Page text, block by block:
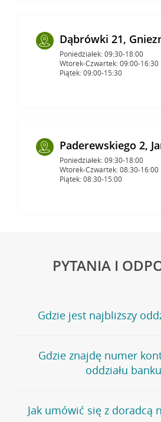
Dąbrówki 21,
Poniedziałek: 09:30-18:00
Wtorek-Czwartek: 09:00-16:30
Piątek: 09:00-15:30
Paderewskiego 2,
Poniedziałek: 09:30-18:00
Wtorek-Czwartek: 08:30-16:00
Piątek: 08:30-15:00
PYTANIA I
Gdzie jest najbliższy
Jeśli szukasz oddziału naszego
stronęPlacówki i bankomaty, na
wygodna wyszukiwarka.
oddziałów
Gdzie znajdę numer
oddziału
Bank Credit Agricole nie udostępnia
telefonu do placówki bankowej.
Jak umówić się z doradcą